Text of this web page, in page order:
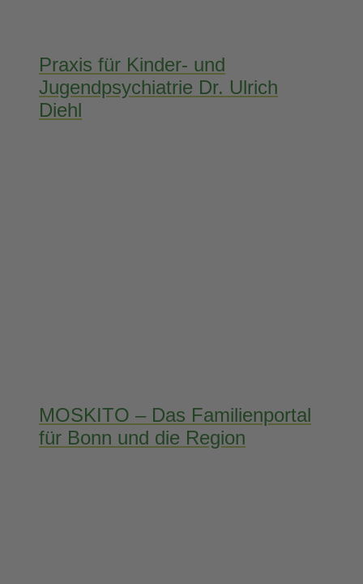
Praxis für Kinder- und
Jugendpsychiatrie Dr. Ulrich
Diehl
MOSKITO – Das Familienportal
für Bonn und die Region